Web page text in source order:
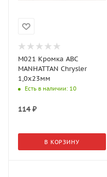
M021 Кромка АВС
MANHATTAN Chrysler
1,0х23мм
Есть в наличии: 10
114₽
В КОРЗИНУ